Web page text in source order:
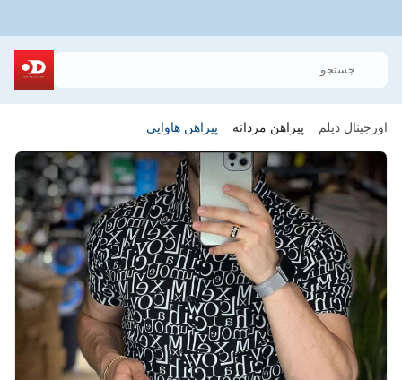
جستجو
اورجینال دیلم پیراهن مردانه پیراهن هاوایی